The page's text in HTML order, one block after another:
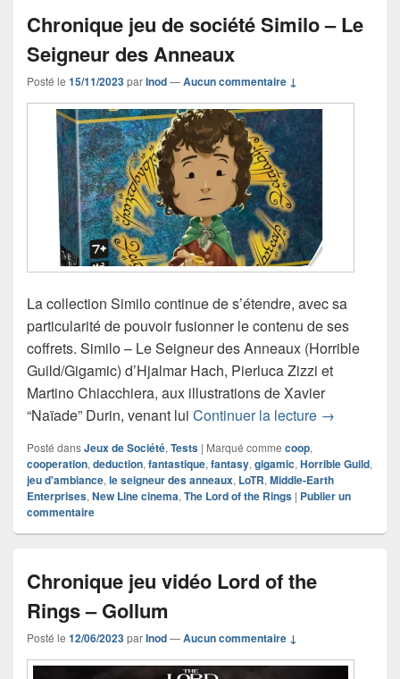
Chronique jeu de société Similo – Le
Seigneur des Anneaux
Posté le 15/11/2023parInod—Aucun commentaire ↓
La collection Similo continue de s’étendre, avec sa
particularité de pouvoir fusionner le contenu de ses
coffrets. Similo – Le Seigneur des Anneaux (Horrible
Guild/Gigamic) d’Hjalmar Hach, Pierluca Zizzi et
Martino Chiacchiera, aux illustrations de Xavier
“Naïade” Durin, venant lui Continuer la lecture Chronique
→
Posté dansJeux de Société, Tests | Marqué comme coop,
cooperation, deduction, fantastique, fantasy, gigamic, Horrible Guild,
jeu d'ambiance, le seigneur des anneaux, LoTR, Middle-Earth
Enterprises, New Line cinema, The Lord of the Rings | Publier un
commentaire
Chronique jeu vidéo Lord of the
Rings – Gollum
Posté le 12/06/2023parInod—Aucun commentaire ↓